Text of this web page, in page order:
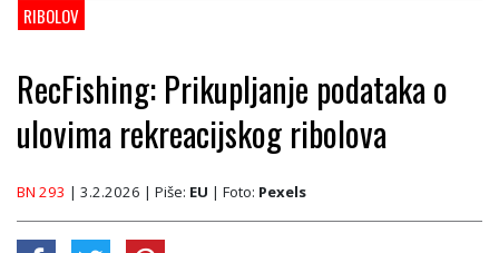
RIBOLOV
RecFishing: Prikupljanje podataka o
ulovima rekreacijskog ribolova
BN 293 | 3.2.2026 | Piše: EU | Foto: Pexels